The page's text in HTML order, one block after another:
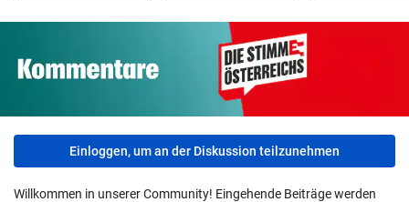
Einloggen, um an der Diskussion teilzunehmen
Willkommen in unserer Community! Eingehende Beiträge werden